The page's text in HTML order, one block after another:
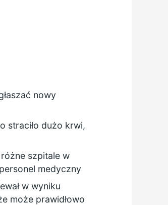
nowy
straciło dużo krwi,
szpitale w
medyczny
w wyniku
może prawidłowo